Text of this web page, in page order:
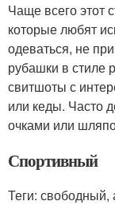
Чаще всего этот
которые любят
одеваться, не
рубашки в стиле
свитшоты с
или кеды. Часто
очками или
Спортивный
Теги: свободный,